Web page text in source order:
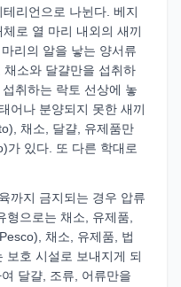
리언으로 나뉜다. 베지
로 열 마리 내외의 새끼
리의 알을 낳는 양서류
소와 달걀만을 섭취하
취하는 락토 선상에 놓
어나 분양되지 못한 새끼
채소, 달걀, 유제품만
가 있다. 또 다른 학대로
까지 금지되는 경우 압류
으로는 채소, 유제품,
채소, 유제품, 법
보호 시설로 보내지게 되
달걀, 조류, 어류만을